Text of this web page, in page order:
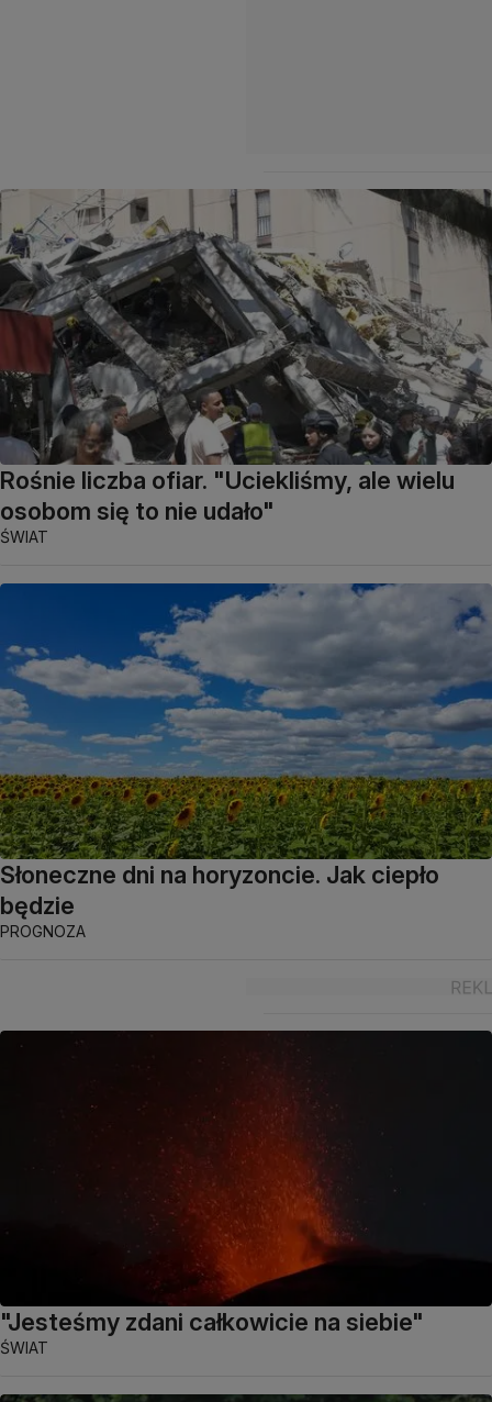
Rośnie liczba ofiar. "Uciekliśmy, ale wielu
osobom się to nie udało"
ŚWIAT
Słoneczne dni na horyzoncie. Jak ciepło
będzie
PROGNOZA
"Jesteśmy zdani całkowicie na siebie"
ŚWIAT